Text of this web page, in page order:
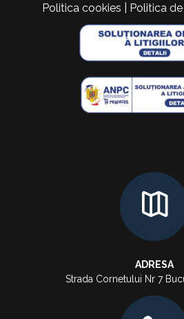
Politica cookies
Politica
ADRESA
Strada Cornetului Nr 7